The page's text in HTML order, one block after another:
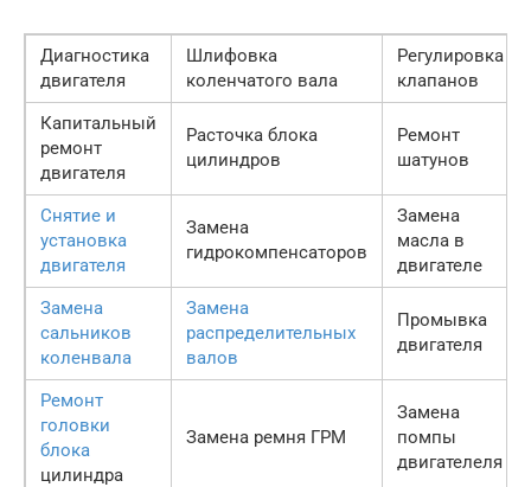
Диагностика
двигателя
Шлифовка
коленчатого вала
Регулировка
клапанов
Капитальный
ремонт
двигателя
Расточка блока
цилиндров
Ремонт
шатунов
Снятие и
установка
двигателя
Замена
гидрокомпенсаторов
Замена
масла в
двигателе
Замена
сальников
коленвала
Замена
распределительных
валов
Промывка
двигателя
Ремонт
головки
блока
цилиндра
Замена ремня ГРМ
Замена
помпы
двигателеля